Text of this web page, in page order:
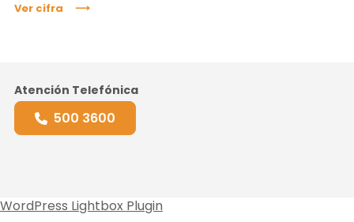
Ver cifra
Atención Telefónica
500 3600
WordPress Lightbox Plugin